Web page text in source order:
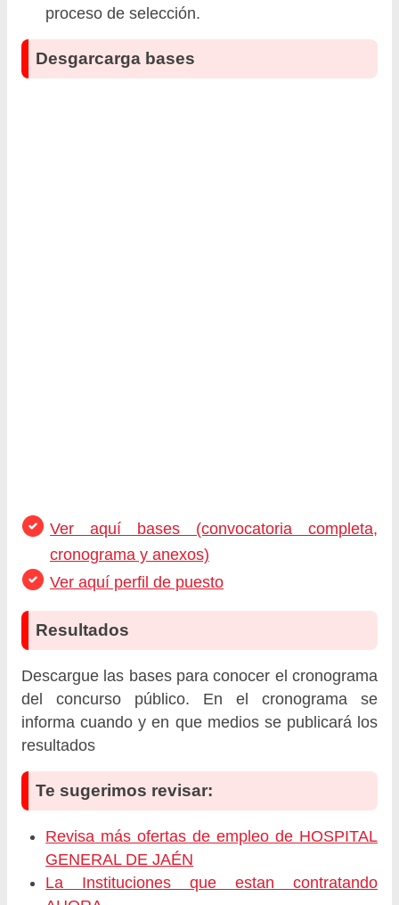
proceso de selección.
Desgarcarga bases
Ver aquí bases (convocatoria completa,
cronograma y anexos)
Ver aquí perfil de puesto
Resultados
Descargue las bases para conocer el cronograma
del concurso público. En el cronograma se
informa cuando y en que medios se publicará los
resultados
Te sugerimos revisar:
Revisa más ofertas de empleo de HOSPITAL
GENERAL DE JAÉN
La Instituciones que estan contratando